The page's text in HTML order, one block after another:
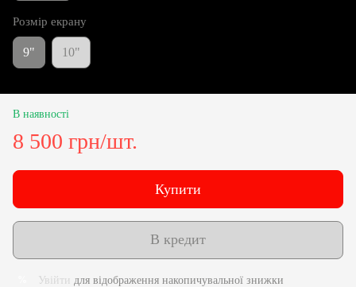
Розмір екрану
9" 10"
В наявності
8 500 грн/шт.
Купити
В кредит
Увійти для відображення накопичувальної знижки